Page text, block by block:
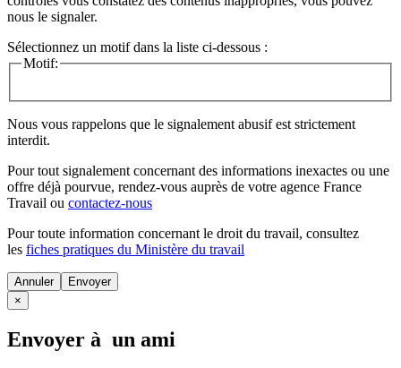
nous le signaler.
Sélectionnez un motif dans la liste ci-dessous :
Motif:
Nous vous rappelons que le signalement abusif est strictement
interdit.
Pour tout signalement concernant des informations inexactes ou une
offre déjà pourvue, rendez-vous auprès de votre agence France
Travail ou contactez-nous
Pour toute information concernant le droit du travail, consultez
les fiches pratiques du Ministère du travail
Annuler
×
Envoyer à un ami